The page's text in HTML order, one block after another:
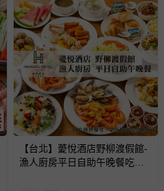
【台北】薆悅酒店野柳渡假館-
漁人廚房平日自助午晚餐吃到